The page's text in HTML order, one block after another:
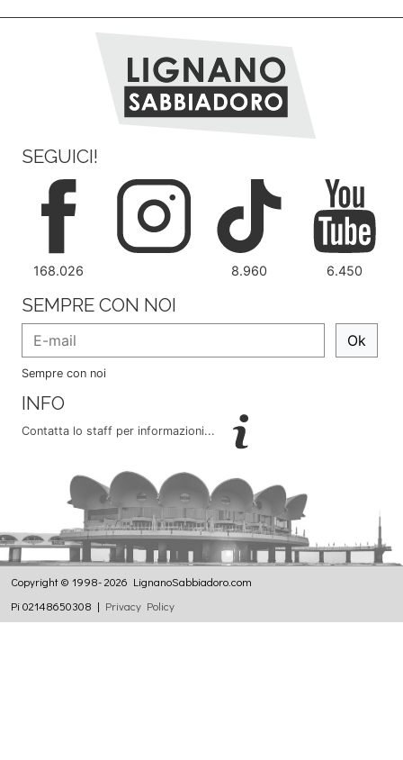
SEGUICI!
168.026 8.960 6.450
SEMPRE CON NOI
Ok
Sempre con noi
INFO
Contatta lo staff per informazioni...
Copyright © 1998- 2026 LignanoSabbiadoro.com
Pi 02148650308 | Privacy Policy